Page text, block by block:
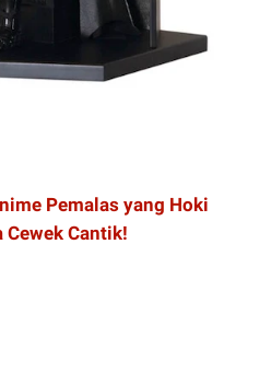
Pemalas yang Hoki
Cewek Cantik!